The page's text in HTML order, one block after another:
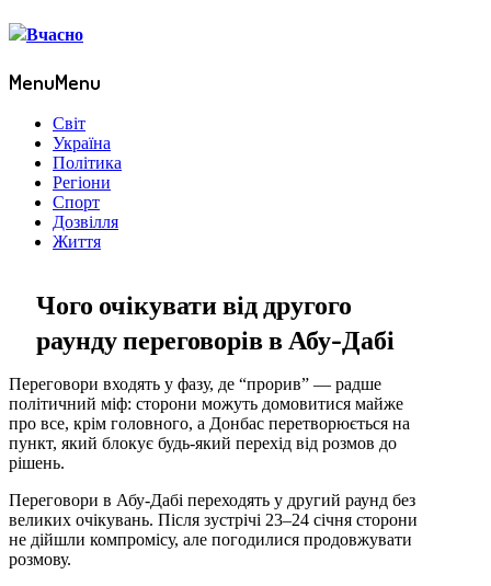
MenuMenu
Світ
Україна
Політика
Регіони
Спорт
Дозвілля
Життя
Чого очікувати від другого
раунду переговорів в Абу-Дабі
Переговори входять у фазу, де “прорив” — радше
політичний міф: сторони можуть домовитися майже
про все, крім головного, а Донбас перетворюється на
пункт, який блокує будь-який перехід від розмов до
рішень.
Переговори в Абу-Дабі переходять у другий раунд без
великих очікувань. Після зустрічі 23–24 січня сторони
не дійшли компромісу, але погодилися продовжувати
розмову.